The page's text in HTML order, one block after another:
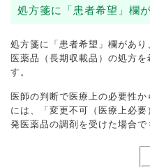
処方箋に「患者希望」欄
処方箋に「患者希望」欄があ
医薬品（長期収載品）の処方
す。
医師の判断で医療上の必要性
には、「変更不可（医療上必
発医薬品の調剤を受けた場合で